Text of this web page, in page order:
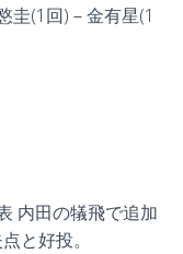
圭(1回)－金有星(1
内田の犠飛で追加
と好投。